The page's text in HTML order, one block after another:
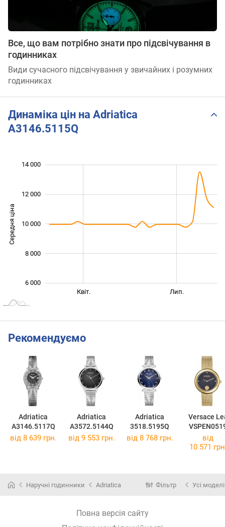
Все, що вам потрібно знати про підсвічування в
годинниках
Види сучасного підсвічування у звичайних і розумних
годинниках
Динаміка цін на Adriatica
A3146.5115Q
Середня ціна 10 000
6 000
8 000
10 000
12 000
14 000
Лип.
Квіт.
Рекомендуємо
Adriatica
A3146.5117Q
Adriatica
A3572.5144Q
Adriatica
3518.5195Q
Versace
від 8 639 грн. від 9 553 грн. від 8 768 грн.
від
10 571
Наручні годинники Adriatica Фільтр Усі моделі
Повна версія сайту